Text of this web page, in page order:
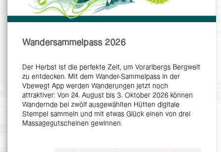
Wandersammelpass 2026
Der Herbst ist die perfekte Zeit, um Vorarlbergs Bergwelt
zu entdecken. Mit dem Wander-Sammelpass in der
Vbewegt App werden Wanderungen jetzt noch
attraktiver: Von 24. August bis 3. Oktober 2026 können
Wandernde bei zwölf ausgewählten Hütten digitale
Stempel sammeln und mit etwas Glück einen von drei
Massagegutscheinen gewinnen.